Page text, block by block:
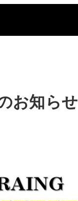
お知らせ